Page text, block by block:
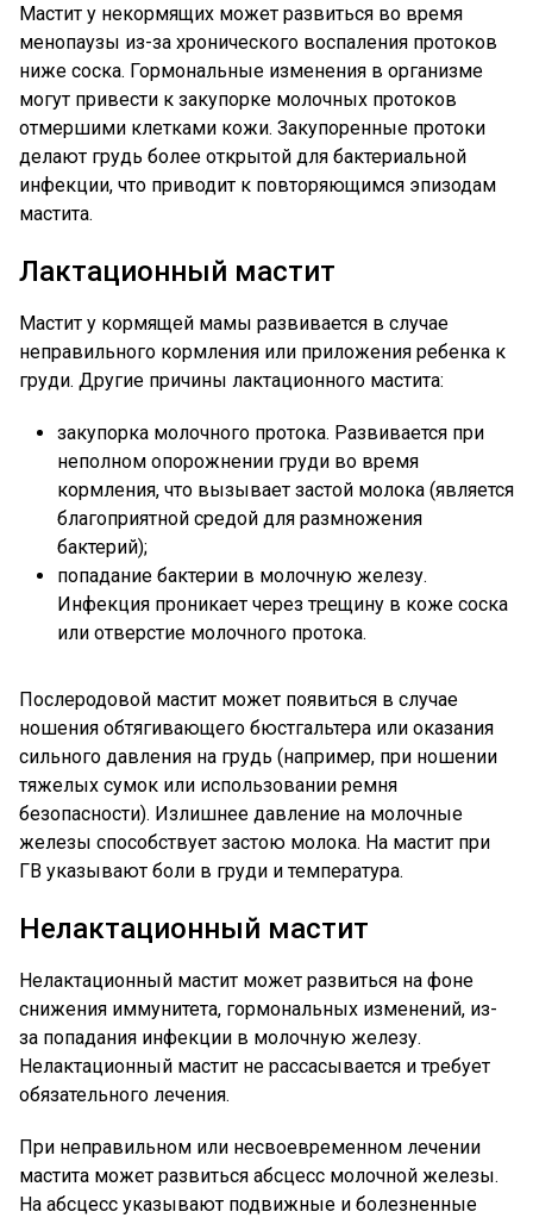
Мастит у некормящих может развиться во время
менопаузы из-за хронического воспаления протоков
ниже соска. Гормональные изменения в организме
могут привести к закупорке молочных протоков
отмершими клетками кожи. Закупоренные протоки
делают грудь более открытой для бактериальной
инфекции, что приводит к повторяющимся эпизодам
мастита.
Лактационный мастит
Мастит у кормящей мамы развивается в случае
неправильного кормления или приложения ребенка к
груди. Другие причины лактационного мастита:
закупорка молочного протока. Развивается при
неполном опорожнении груди во время
кормления, что вызывает застой молока (является
благоприятной средой для размножения
бактерий);
попадание бактерии в молочную железу.
Инфекция проникает через трещину в коже соска
или отверстие молочного протока.
Послеродовой мастит может появиться в случае
ношения обтягивающего бюстгальтера или оказания
сильного давления на грудь (например, при ношении
тяжелых сумок или использовании ремня
безопасности). Излишнее давление на молочные
железы способствует застою молока. На мастит при
ГВ указывают боли в груди и температура.
Нелактационный мастит
Нелактационный мастит может развиться на фоне
снижения иммунитета, гормональных изменений, из-
за попадания инфекции в молочную железу.
Нелактационный мастит не рассасывается и требует
обязательного лечения.
При неправильном или несвоевременном лечении
мастита может развиться абсцесс молочной железы.
На абсцесс указывают подвижные и болезненные